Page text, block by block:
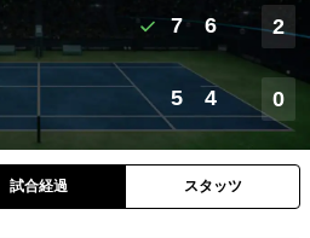
7 6 2
5 4 0
試合経過 スタッツ